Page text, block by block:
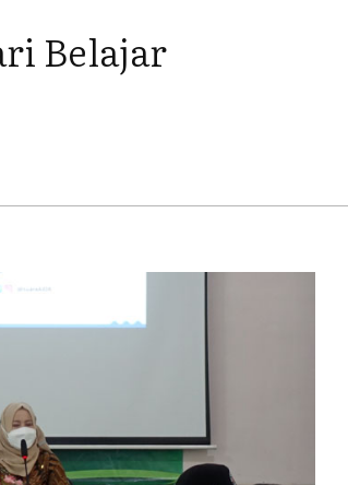
Belajar